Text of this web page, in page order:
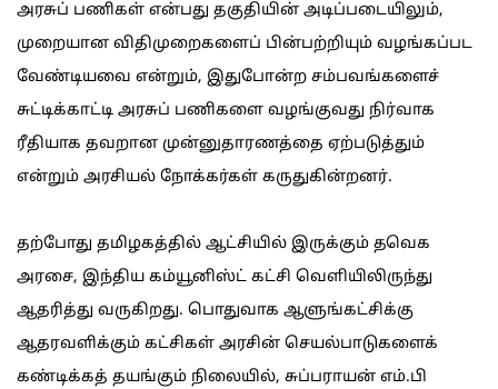
அரசுப் பணிகள் என்பது தகுதியின் அடிப்படையிலும்,
முறையான விதிமுறைகளைப் பின்பற்றியும் வழங்கப்பட
வேண்டியவை என்றும், இதுபோன்ற சம்பவங்களைச்
சுட்டிக்காட்டி அரசுப் பணிகளை வழங்குவது நிர்வாக
ரீதியாக தவறான முன்னுதாரணத்தை ஏற்படுத்தும்
என்றும் அரசியல் நோக்கர்கள் கருதுகின்றனர்.
தற்போது தமிழகத்தில் ஆட்சியில் இருக்கும் தவெக
அரசை, இந்திய கம்யூனிஸ்ட் கட்சி வெளியிலிருந்து
ஆதரித்து வருகிறது. பொதுவாக ஆளுங்கட்சிக்கு
ஆதரவளிக்கும் கட்சிகள் அரசின் செயல்பாடுகளைக்
கண்டிக்கத் தயங்கும் நிலையில், சுப்பராயன் எம்.பி